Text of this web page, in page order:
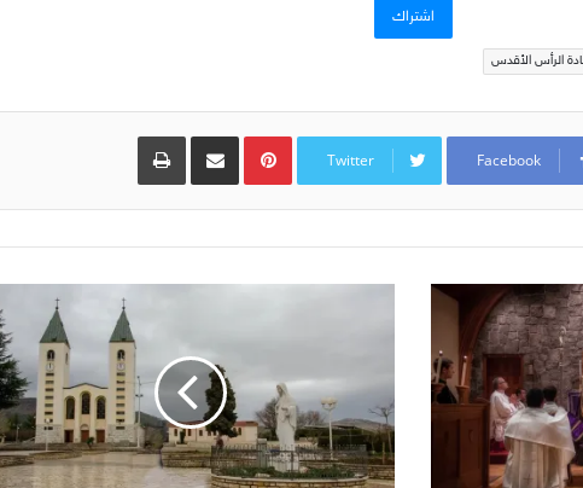
اشتراك
الرأس الأقدس
Facebook
Twitter
Pinterestمشاركة عبر البريد طباعة